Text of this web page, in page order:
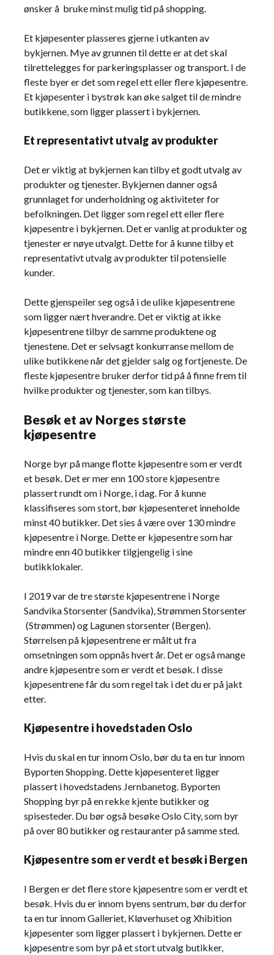
ønsker å bruke minst mulig tid på shopping.
Et kjøpesenter plasseres gjerne i utkanten av
bykjernen. Mye av grunnen til dette er at det skal
tilrettelegges for parkeringsplasser og transport. I de
fleste byer er det som regel ett eller flere kjøpesentre.
Et kjøpesenter i bystrøk kan øke salget til de mindre
butikkene, som ligger plassert i bykjernen.
Et representativt utvalg av produkter
Det er viktig at bykjernen kan tilby et godt utvalg av
produkter og tjenester. Bykjernen danner også
grunnlaget for underholdning og aktiviteter for
befolkningen. Det ligger som regel ett eller flere
kjøpesentre i bykjernen. Det er vanlig at produkter og
tjenester er nøye utvalgt. Dette for å kunne tilby et
representativt utvalg av produkter til potensielle
kunder.
Dette gjenspeiler seg også i de ulike kjøpesentrene
som ligger nært hverandre. Det er viktig at ikke
kjøpesentrene tilbyr de samme produktene og
tjenestene. Det er selvsagt konkurranse mellom de
ulike butikkene når det gjelder salg og fortjeneste. De
fleste kjøpesentre bruker derfor tid på å finne frem til
hvilke produkter og tjenester, som kan tilbys.
Besøk et av Norges største
kjøpesentre
Norge byr på mange flotte kjøpesentre som er verdt
et besøk. Det er mer enn 100 store kjøpesentre
plassert rundt om i Norge, i dag. For å kunne
klassifiseres som stort, bør kjøpesenteret inneholde
minst 40 butikker. Det sies å være over 130 mindre
kjøpesentre i Norge. Dette er kjøpesentre som har
mindre enn 40 butikker tilgjengelig i sine
butikklokaler.
I 2019 var de tre største kjøpesentrene i Norge
Sandvika Storsenter (Sandvika), Strømmen Storsenter
(Strømmen) og Lagunen storsenter (Bergen).
Størrelsen på kjøpesentrene er målt ut fra
omsetningen som oppnås hvert år. Det er også mange
andre kjøpesentre som er verdt et besøk. I disse
kjøpesentrene får du som regel tak i det du er på jakt
etter.
Kjøpesentre i hovedstaden Oslo
Hvis du skal en tur innom Oslo, bør du ta en tur innom
Byporten Shopping. Dette kjøpesenteret ligger
plassert i hovedstadens Jernbanetog. Byporten
Shopping byr på en rekke kjente butikker og
spisesteder. Du bør også besøke Oslo City, som byr
på over 80 butikker og restauranter på samme sted.
Kjøpesentre som er verdt et besøk i Bergen
I Bergen er det flere store kjøpesentre som er verdt et
besøk. Hvis du er innom byens sentrum, bør du derfor
ta en tur innom Galleriet, Kløverhuset og Xhibition
kjøpesenter som ligger plassert i bykjernen. Dette er
kjøpesentre som byr på et stort utvalg butikker,